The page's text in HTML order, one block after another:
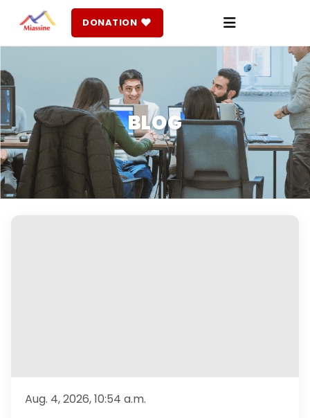
DONATION ♥
BLOG
Aug. 4, 2026, 10:54 a.m.